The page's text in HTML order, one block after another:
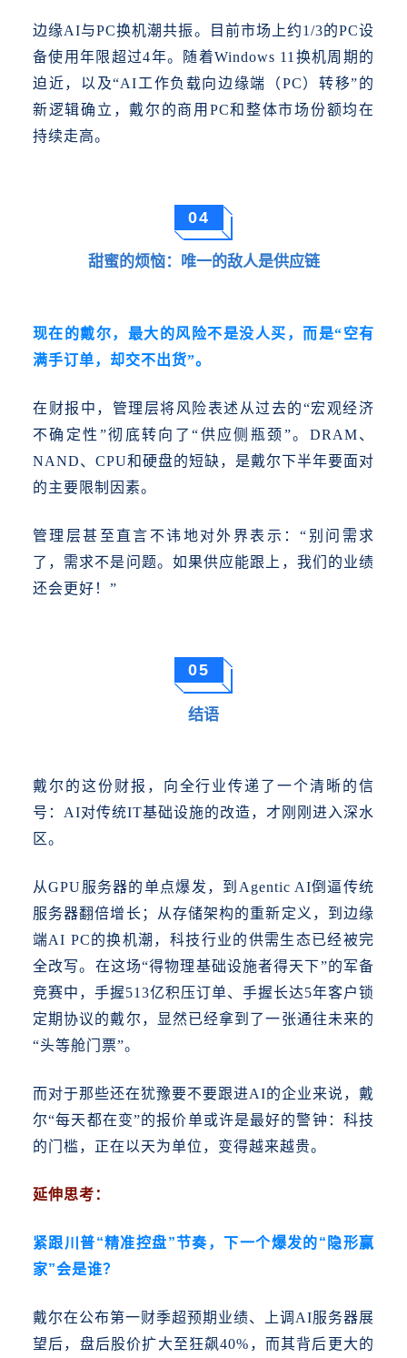
边缘AI与PC换机潮共振。目前市场上约1/3的PC设
备使用年限超过4年。随着Windows 11换机周期的
迫近，以及“AI工作负载向边缘端（PC）转移”的
新逻辑确立，戴尔的商用PC和整体市场份额均在
持续走高。
04
甜蜜的烦恼：唯一的敌人是供应链
现在的戴尔，最大的风险不是没人买，而是“空有
满手订单，却交不出货”。
在财报中，管理层将风险表述从过去的“宏观经济
不确定性”彻底转向了“供应侧瓶颈”。DRAM、
NAND、CPU和硬盘的短缺，是戴尔下半年要面对
的主要限制因素。
管理层甚至直言不讳地对外界表示：“别问需求
了，需求不是问题。如果供应能跟上，我们的业绩
还会更好！”
05
结语
戴尔的这份财报，向全行业传递了一个清晰的信
号： AI对传统IT基础设施的改造，才刚刚进入深水
区。
从GPU服务器的单点爆发，到Agentic AI倒逼传统
服务器翻倍增长；从存储架构的重新定义，到边缘
端AI PC的换机潮，科技行业的供需生态已经被完
全改写。在这场“得物理基础设施者得天下”的军备
竞赛中，手握513亿积压订单、手握长达5年客户锁
定期协议的戴尔，显然已经拿到了一张通往未来的
“头等舱门票”。
而对于那些还在犹豫要不要跟进AI的企业来说，戴
尔“每天都在变”的报价单或许是最好的警钟：科技
的门槛，正在以天为单位，变得越来越贵。
延伸思考：
紧跟川普“精准控盘”节奏，下一个爆发的“隐形赢
家”会是谁？
戴尔在公布第一财季超预期业绩、上调 AI服务器展
望后，盘后股价扩大至狂飙40%，而其背后更大的